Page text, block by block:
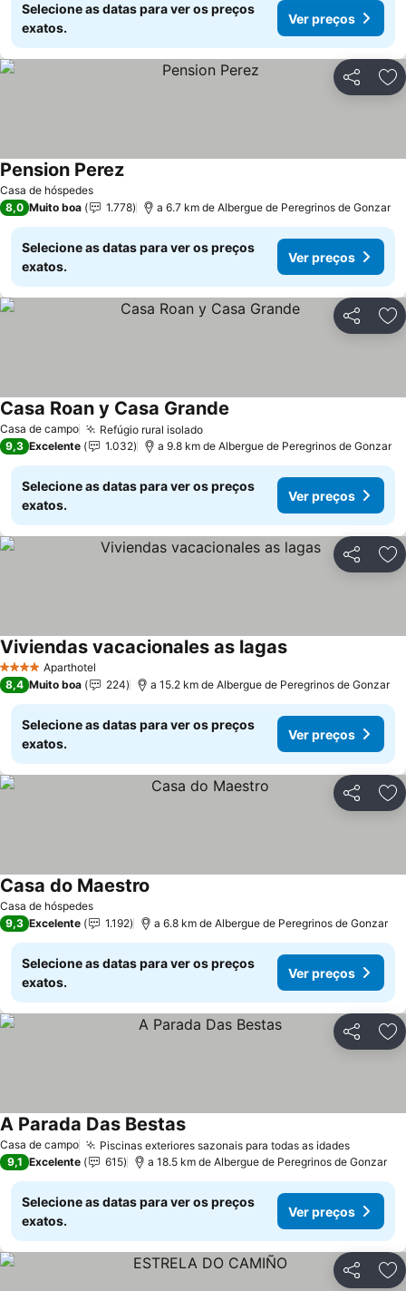
Selecione as datas para ver os preços
exatos.
Ver preços
Partilhar
Casa de hóspedes
Pension PerezVer preços
8,0 Muito boa 1.778 a 6.7 km de Albergue de Peregrinos de Gonzar
Selecione as datas para ver os preços
exatos.
Ver preços
Partilhar
Casa de campo Refúgio rural isoladoVer preços
Casa Roan y Casa Grande
9,3 Excelente 1.032 a 9.8 km de Albergue de Peregrinos de Gonzar
Selecione as datas para ver os preços
exatos.
Ver preços
Partilhar
4 EstrelasAparthotel
Viviendas vacacionales as lagasVer preços
8,4 Muito boa 224 a 15.2 km de Albergue de Peregrinos de Gonzar
Selecione as datas para ver os preços
exatos.
Ver preços
Partilhar
Casa de hóspedes
Casa do Maestro
9,3 Excelente 1.192 a 6.8 km de Albergue de Peregrinos de Gonzar
Selecione as datas para ver os preços
exatos.
Ver preços
Partilhar
Casa de campo Piscinas exteriores sazonais para todas as idadesVer
A Parada Das BestasVer preços
9,1 Excelente 615 a 18.5 km de Albergue de Peregrinos de Gonzar
Selecione as datas para ver os preços
exatos.
Ver preços
Partilhar